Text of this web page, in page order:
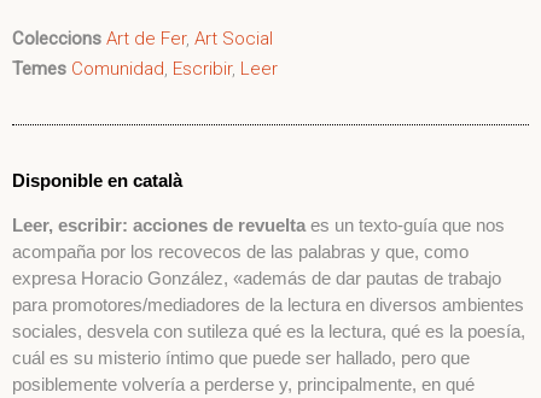
Coleccions Art de Fer, Art Social
Temes Comunidad, Escribir, Leer
Disponible en català
Leer, escribir: acciones de revuelta es un texto-guía que nos
acompaña por los recovecos de las palabras y que, como
expresa Horacio González, «además de dar pautas de trabajo
para promotores/mediadores de la lectura en diversos ambientes
sociales, desvela con sutileza qué es la lectura, qué es la poesía,
cuál es su misterio íntimo que puede ser hallado, pero que
posiblemente volvería a perderse y, principalmente, en qué